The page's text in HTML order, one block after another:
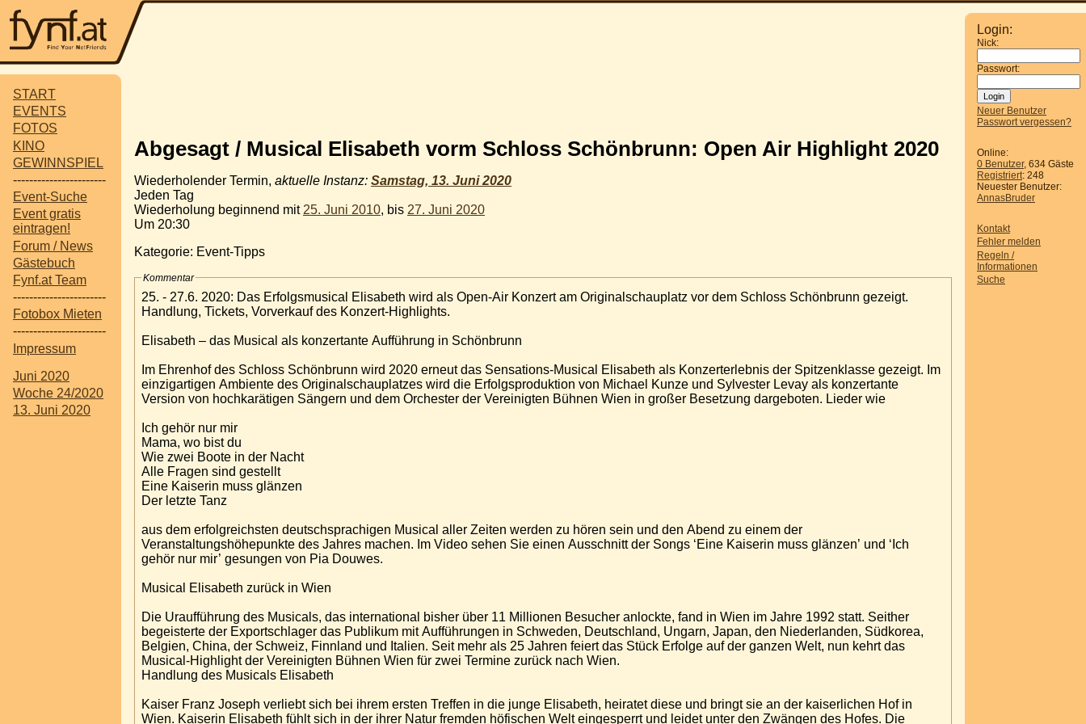
START
EVENTS
FOTOS
KINO
GEWINNSPIEL
-----------------------
Event-Suche
Event gratis
eintragen!
Forum / News
Gästebuch
Fynf.at Team
-----------------------
Fotobox Mieten
-----------------------
Impressum
Juni 2020
Woche 24/2020
13. Juni 2020
Login:
Nick:
Passwort:
Neuer Benutzer
Passwort vergessen?
Online:
0 Benutzer, 634 Gäste
Registriert: 248
Neuester Benutzer:
AnnasBruder
Kontakt
Fehler melden
Regeln /
Informationen
Suche
Abgesagt / Musical Elisabeth vorm Schloss Schönbrunn: Open Air Highlight 2020
Wiederholender Termin, aktuelle Instanz: Samstag, 13. Juni 2020
Jeden Tag
Wiederholung beginnend mit 25. Juni 2010, bis 27. Juni 2020
Um 20:30
Kategorie: Event-Tipps
Kommentar
25. - 27.6. 2020: Das Erfolgsmusical Elisabeth wird als Open-Air Konzert am Originalschauplatz vor dem Schloss Schönbrunn gezeigt.
Handlung, Tickets, Vorverkauf des Konzert-Highlights.
Elisabeth – das Musical als konzertante Aufführung in Schönbrunn
Im Ehrenhof des Schloss Schönbrunn wird 2020 erneut das Sensations-Musical Elisabeth als Konzerterlebnis der Spitzenklasse gezeigt. Im
einzigartigen Ambiente des Originalschauplatzes wird die Erfolgsproduktion von Michael Kunze und Sylvester Levay als konzertante
Version von hochkarätigen Sängern und dem Orchester der Vereinigten Bühnen Wien in großer Besetzung dargeboten. Lieder wie
Ich gehör nur mir
Mama, wo bist du
Wie zwei Boote in der Nacht
Alle Fragen sind gestellt
Eine Kaiserin muss glänzen
Der letzte Tanz
aus dem erfolgreichsten deutschsprachigen Musical aller Zeiten werden zu hören sein und den Abend zu einem der
Veranstaltungshöhepunkte des Jahres machen. Im Video sehen Sie einen Ausschnitt der Songs ‘Eine Kaiserin muss glänzen’ und ‘Ich
gehör nur mir’ gesungen von Pia Douwes.
Musical Elisabeth zurück in Wien
Die Uraufführung des Musicals, das international bisher über 11 Millionen Besucher anlockte, fand in Wien im Jahre 1992 statt. Seither
begeisterte der Exportschlager das Publikum mit Aufführungen in Schweden, Deutschland, Ungarn, Japan, den Niederlanden, Südkorea,
Belgien, China, der Schweiz, Finnland und Italien. Seit mehr als 25 Jahren feiert das Stück Erfolge auf der ganzen Welt, nun kehrt das
Musical-Highlight der Vereinigten Bühnen Wien für zwei Termine zurück nach Wien.
Handlung des Musicals Elisabeth
Kaiser Franz Joseph verliebt sich bei ihrem ersten Treffen in die junge Elisabeth, heiratet diese und bringt sie an der kaiserlichen Hof in
Wien. Kaiserin Elisabeth fühlt sich in der ihrer Natur fremden höfischen Welt eingesperrt und leidet unter den Zwängen des Hofes. Die